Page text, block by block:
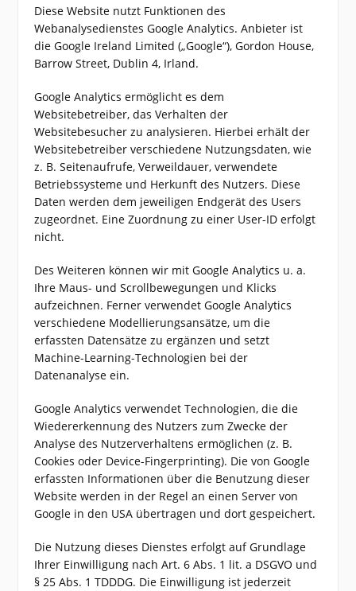
Diese Website nutzt Funktionen des
Webanalysedienstes Google Analytics. Anbieter ist
die Google Ireland Limited („Google“), Gordon House,
Barrow Street, Dublin 4, Irland.
Google Analytics ermöglicht es dem
Websitebetreiber, das Verhalten der
Websitebesucher zu analysieren. Hierbei erhält der
Websitebetreiber verschiedene Nutzungsdaten, wie
z. B. Seitenaufrufe, Verweildauer, verwendete
Betriebssysteme und Herkunft des Nutzers. Diese
Daten werden dem jeweiligen Endgerät des Users
zugeordnet. Eine Zuordnung zu einer User-ID erfolgt
nicht.
Des Weiteren können wir mit Google Analytics u. a.
Ihre Maus- und Scrollbewegungen und Klicks
aufzeichnen. Ferner verwendet Google Analytics
verschiedene Modellierungsansätze, um die
erfassten Datensätze zu ergänzen und setzt
Machine-Learning-Technologien bei der
Datenanalyse ein.
Google Analytics verwendet Technologien, die die
Wiedererkennung des Nutzers zum Zwecke der
Analyse des Nutzerverhaltens ermöglichen (z. B.
Cookies oder Device-Fingerprinting). Die von Google
erfassten Informationen über die Benutzung dieser
Website werden in der Regel an einen Server von
Google in den USA übertragen und dort gespeichert.
Die Nutzung dieses Dienstes erfolgt auf Grundlage
Ihrer Einwilligung nach Art. 6 Abs. 1 lit. a DSGVO und
§ 25 Abs. 1 TDDDG. Die Einwilligung ist jederzeit